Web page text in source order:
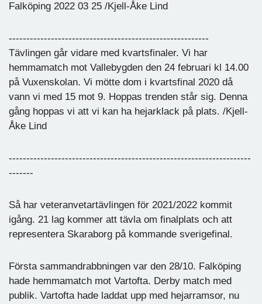
Falköping 2022 03 25 /Kjell-Åke Lind
---------------------------------------------------------
Tävlingen går vidare med kvartsfinaler. Vi har
hemmamatch mot Vallebygden den 24 februari kl 14.00
på Vuxenskolan. Vi mötte dom i kvartsfinal 2020 då
vann vi med 15 mot 9. Hoppas trenden står sig. Denna
gång hoppas vi att vi kan ha hejarklack på plats. /Kjell-
Åke Lind
---------------------------------------------------------------------
-------
Så har veteranvetartävlingen för 2021/2022 kommit
igång. 21 lag kommer att tävla om finalplats och att
representera Skaraborg på kommande sverigefinal.
Första sammandrabbningen var den 28/10. Falköping
hade hemmamatch mot Vartofta. Derby match med
publik. Vartofta hade laddat upp med hejarramsor, nu